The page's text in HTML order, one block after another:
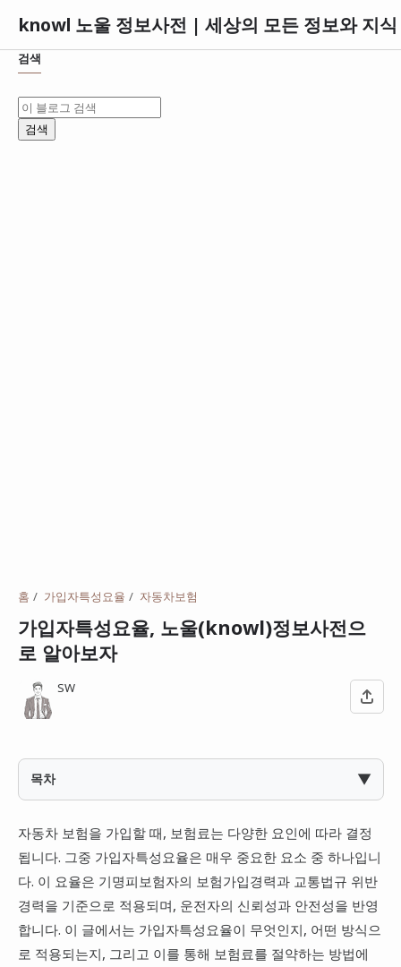
knowl 노울 정보사전 | 세상의 모든 정보와 지
검색
홈 가입자특성요율 자동차보험
가입자특성요율, 노울(knowl)정보사전으
로 알아보자
SW
목차 ▼
자동차 보험을 가입할 때, 보험료는 다양한 요인에 따라 결정
됩니다. 그중 가입자특성요율은 매우 중요한 요소 중 하나입니
다. 이 요율은 기명피보험자의 보험가입경력과 교통법규 위반
경력을 기준으로 적용되며, 운전자의 신뢰성과 안전성을 반영
합니다. 이 글에서는 가입자특성요율이 무엇인지, 어떤 방식으
로 적용되는지, 그리고 이를 통해 보험료를 절약하는 방법에